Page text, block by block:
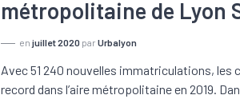
métropolitaine de Lyon
enjuillet 2020 parUrbalyon
Avec 51 240 nouvelles immatriculations, les
record dans l’aire métropolitaine en 2019.